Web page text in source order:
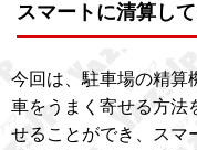
スマートに清算し
今回は、駐車場の精算
車をうまく寄せる方法
せることができ、スマ